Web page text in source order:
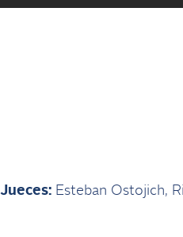
Jueces:Esteban Ostojich,